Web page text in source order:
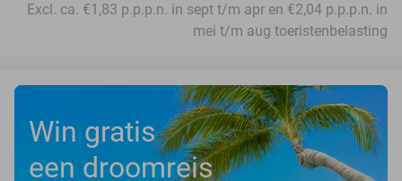
Excl. ca. €1,83 p.p.p.n. in sept t/m apr en €2,04 p.p.p.n. in
mei t/m aug toeristenbelasting
Win gratis
een droomreis